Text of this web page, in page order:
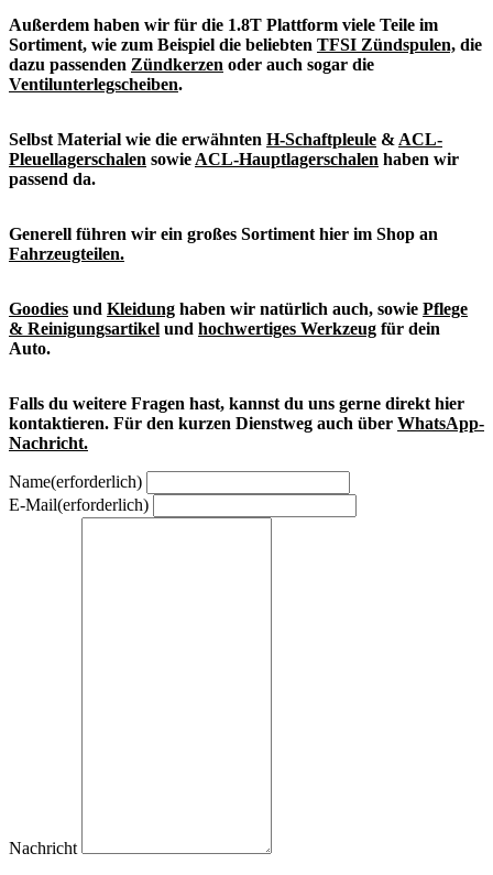
Außerdem haben wir für die 1.8T Plattform viele Teile im
Sortiment, wie zum Beispiel die beliebten TFSI Zündspulen, die
dazu passenden Zündkerzen oder auch sogar die
Ventilunterlegscheiben.
Selbst Material wie die erwähnten H-Schaftpleule & ACL-
Pleuellagerschalen sowie ACL-Hauptlagerschalen haben wir
passend da.
Generell führen wir ein großes Sortiment hier im Shop an
Fahrzeugteilen.
Goodies und Kleidung haben wir natürlich auch, sowie Pflege
& Reinigungsartikel und hochwertiges Werkzeug für dein
Auto.
Falls du weitere Fragen hast, kannst du uns gerne direkt hier
kontaktieren. Für den kurzen Dienstweg auch über WhatsApp-
Nachricht.
Name(erforderlich)
E-Mail(erforderlich)
Nachricht